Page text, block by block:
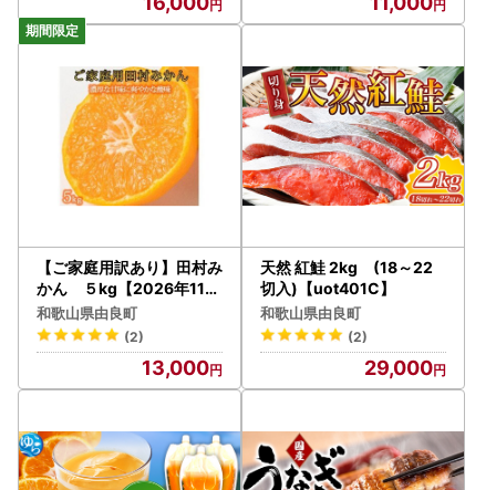
【ご家庭用訳あり】田村み
かん ５kg【2026年11月
下旬以降発送】【先行予約
】【UT18】【uot754A】
和歌山県由良町
(2)
13,000
天然 紅鮭 2kg (18～22
切入)【uot401C】
和歌山県由良町
(2)
29,000